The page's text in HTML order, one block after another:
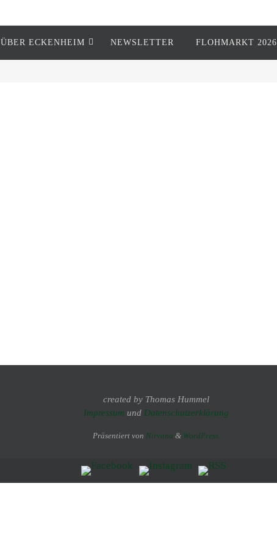
ÜBER ECKENHEIM NEWSLETTER FLOHMARKT 2026
created by Thomas Hummel
Impressum und Datenschutzerklärung
Präsentiert von Nirvana & WordPress.